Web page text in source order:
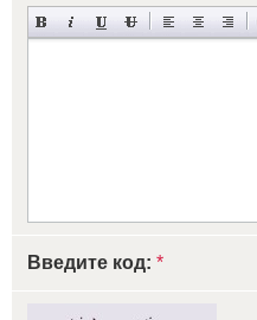
Введите код: *